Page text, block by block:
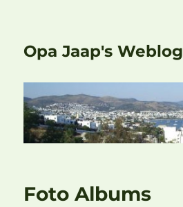
Opa Jaap's Weblog
Foto Albums